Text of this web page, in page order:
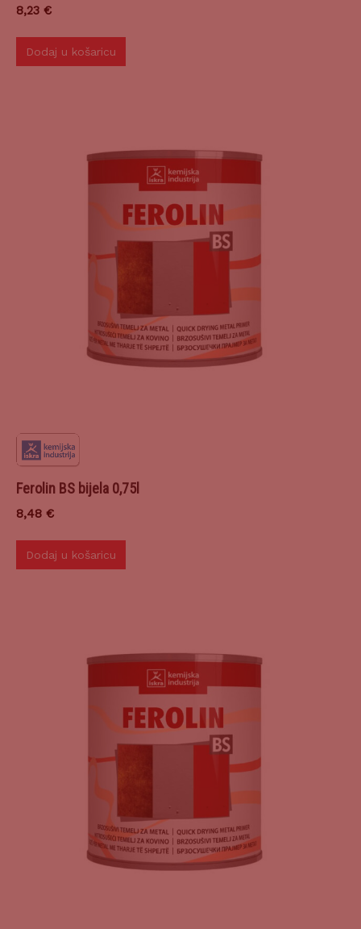
8,23 €
Dodaj u košaricu
Ferolin BS bijela 0,75l
8,48 €
Dodaj u košaricu